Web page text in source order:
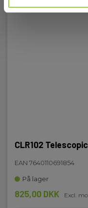
CLR102
EAN 7640110691854
På lager
825,00 DKK Excl.